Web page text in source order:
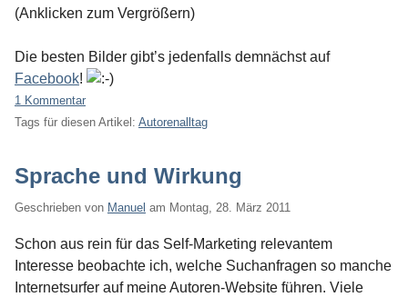
(Anklicken zum Vergrößern)
Die besten Bilder gibt’s jedenfalls demnächst auf
Facebook!
1 Kommentar
Tags für diesen Artikel: Autorenalltag
Sprache und Wirkung
Geschrieben von Manuel am Montag, 28. März 2011
Schon aus rein für das Self-Marketing relevantem
Interesse beobachte ich, welche Suchanfragen so manche
Internetsurfer auf meine Autoren-Website führen. Viele